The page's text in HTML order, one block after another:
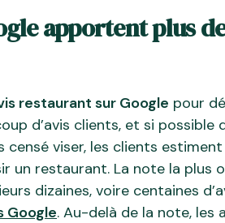
apportent plus
restaurant sur Google pour
d’avis clients, et si possible
viser, les clients
un restaurant. La note la plus
dizaines, voire centaines
Google. Au-delà de la note, les